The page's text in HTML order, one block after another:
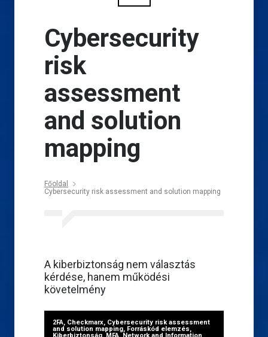
Cybersecurity
risk
assessment
and solution
mapping
Főoldal
Cybersecurity risk assessment and solution mapping
A kiberbiztonság nem választás
kérdése, hanem működési
követelmény
2FA, Checkmarx, Cybersecurity risk assessment
and solution mapping, Forráskód elemzés,